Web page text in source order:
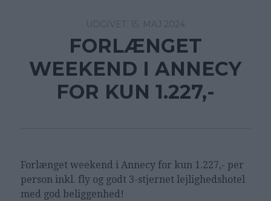
15. MAJ 2024
FORLÆNGET
WEEKEND I ANNECY
FOR KUN 1.227,-
Forlænget weekend i Annecy for kun 1.227,- per
person inkl. fly og godt 3-stjernet lejlighedshotel
med god beliggenhed!